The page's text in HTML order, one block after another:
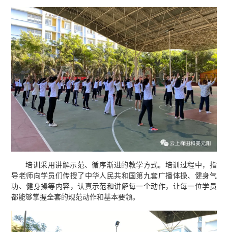
培训采用讲解示范、循序渐进的教学方式。培训过程中，指
导老师向学员们传授了中华人民共和国第九套广播体操、健身气
功、健身操等内容，认真示范和讲解每一个动作，让每一位学员
都能够掌握全套的规范动作和基本要领。